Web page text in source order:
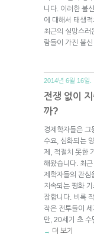
니다. 이러한 불
에 대해서 태생
최근의 실망스러
람들이 가진 불신
2014년 6월 16일.
전쟁 없이
까?
경제학자들은 그
수요, 심화되는
제, 적절치 못한
해왔습니다. 최
제학자들의 관심
지속되는 평화
장합니다. 비록
작은 전투들이
만, 20세기 초 수
→ 더 보기